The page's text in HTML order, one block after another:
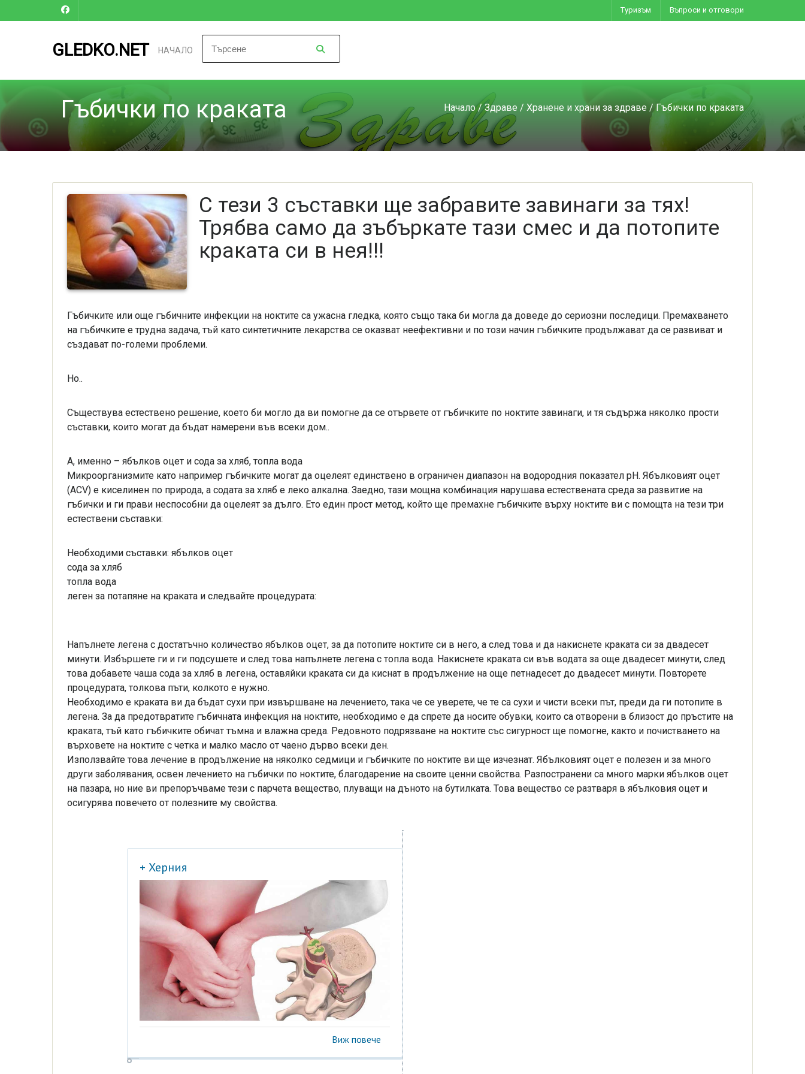
Туризъм Въпроси и отговори
GLEDKO.NET НАЧАЛО
Гъбички по краката Начало/Здраве / Хранене и храни за здраве / Гъбички по краката
С тези 3 съставки ще забравите завинаги за тях!
Трябва само да зъбъркате тази смес и да потопите
краката си в нея!!!
Гъбичките или още гъбичните инфекции на ноктите са ужасна гледка, която също така би могла да доведе до сериозни последици. Премахването
на гъбичките е трудна задача, тъй като синтетичните лекарства се оказват неефективни и по този начин гъбичките продължават да се развиват и
създават по-големи проблеми.
Но..
Съществува естествено решение, което би могло да ви помогне да се отървете от гъбичките по ноктите завинаги, и тя съдържа няколко прости
съставки, които могат да бъдат намерени във всеки дом..
А, именно – ябълков оцет и сода за хляб, топла вода
Микроорганизмите като например гъбичките могат да оцелеят единствено в ограничен диапазон на водородния показател pН. Ябълковият оцет
(ACV) е киселинен по природа, а содата за хляб е леко алкална. Заедно, тази мощна комбинация нарушава естествената среда за развитие на
гъбички и ги прави неспособни да оцелеят за дълго. Ето един прост метод, който ще премахне гъбичките върху ноктите ви с помощта на тези три
естествени съставки:
Необходими съставки: ябълков оцет
сода за хляб
топла вода
леген за потапяне на краката и следвайте процедурата:
Напълнете легена с достатъчно количество ябълков оцет, за да потопите ноктите си в него, а след това и да накиснете краката си за двадесет
минути. Избършете ги и ги подсушете и след това напълнете легена с топла вода. Накиснете краката си във водата за още двадесет минути, след
това добавете чаша сода за хляб в легена, оставяйки краката си да киснат в продължение на още петнадесет до двадесет минути. Повторете
процедурата, толкова пъти, колкото е нужно.
Необходимо е краката ви да бъдат сухи при извършване на лечението, така че се уверете, че те са сухи и чисти всеки път, преди да ги потопите в
легена. За да предотвратите гъбичната инфекция на ноктите, необходимо е да спрете да носите обувки, които са отворени в близост до пръстите на
краката, тъй като гъбичките обичат тъмна и влажна среда. Редовното подрязване на ноктите със сигурност ще помогне, както и почистването на
върховете на ноктите с четка и малко масло от чаено дърво всеки ден.
Използвайте това лечение в продължение на няколко седмици и гъбичките по ноктите ви ще изчезнат. Ябълковият оцет е полезен и за много
други заболявания, освен лечението на гъбички по ноктите, благодарение на своите ценни свойства. Разпостранени са много марки ябълков оцет
на пазара, но ние ви препоръчваме тези с парчета вещество, плуващи на дъното на бутилката. Това вещество се разтваря в ябълковия оцет и
осигурява повечето от полезните му свойства.
+ Херния
Виж повече